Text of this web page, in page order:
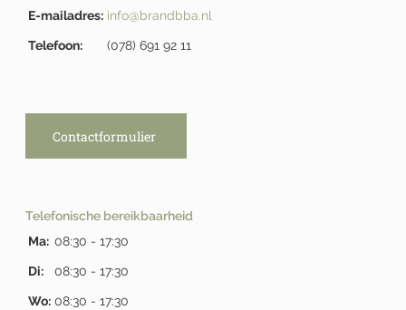
E-mailadres: info@brandbba.nl
Telefoon: (078) 691 92 11
Contactformulier
Telefonische bereikbaarheid
Ma: 08:30 - 17:30
Di: 08:30 - 17:30
Wo: 08:30 - 17:30